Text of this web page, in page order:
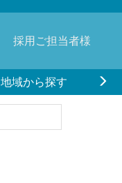
採用ご担当者様
地域から探す